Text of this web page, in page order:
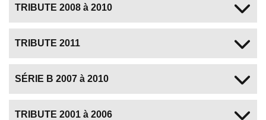
TRIBUTE 2008 à 2010
TRIBUTE 2011
SÉRIE B 2007 à 2010
TRIBUTE 2001 à 2006